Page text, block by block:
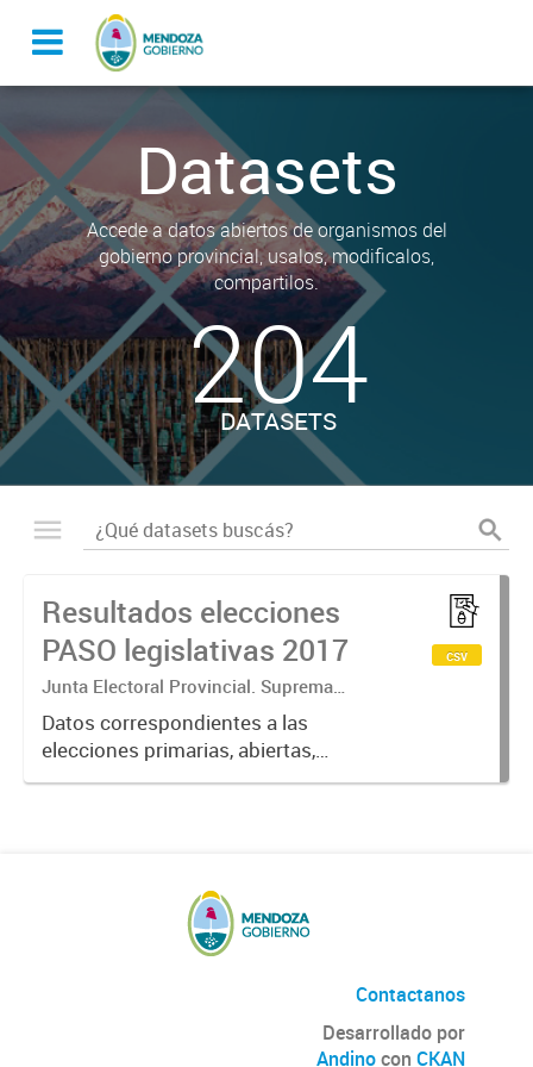
Datasets
Accede a datos abiertos de organismos del
gobierno provincial, usalos, modificalos,
compartilos.
204
DATASETS
Resultados elecciones
PASO legislativas 2017
Junta Electoral Provincial. Suprema
Corte de Justicia. Poder Judicial
Mendoza.
Datos correspondientes a las
elecciones primarias, abiertas,
simultáneas y obligatorias de
csv
Contactanos
Desarrollado por
Andinocon CKAN